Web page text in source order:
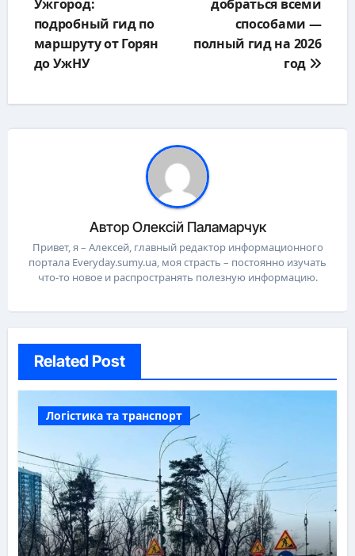
записям
Ужгород:
подробный гид по
маршруту от Горян
до УжНУ
добраться всеми
способами —
полный гид на 2026
год
АвторОлексій Паламарчук
Привет, я – Алексей, главный редактор информационного
портала Everyday.sumy.ua, моя страсть – постоянно изучать
что-то новое и распространять полезную информацию.
Related Post
Логістика та транспорт